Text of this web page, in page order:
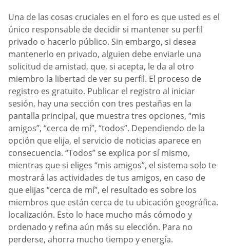
Una de las cosas cruciales en el foro es que usted es el
único responsable de decidir si mantener su perfil
privado o hacerlo público. Sin embargo, si desea
mantenerlo en privado, alguien debe enviarle una
solicitud de amistad, que, si acepta, le da al otro
miembro la libertad de ver su perfil. El proceso de
registro es gratuito. Publicar el registro al iniciar
sesión, hay una sección con tres pestañas en la
pantalla principal, que muestra tres opciones, “mis
amigos”, “cerca de mí”, “todos”. Dependiendo de la
opción que elija, el servicio de noticias aparece en
consecuencia. “Todos” se explica por sí mismo,
mientras que si eliges “mis amigos”, el sistema solo te
mostrará las actividades de tus amigos, en caso de
que elijas “cerca de mí”, el resultado es sobre los
miembros que están cerca de tu ubicación geográfica.
localización. Esto lo hace mucho más cómodo y
ordenado y refina aún más su elección. Para no
perderse, ahorra mucho tiempo y energía.